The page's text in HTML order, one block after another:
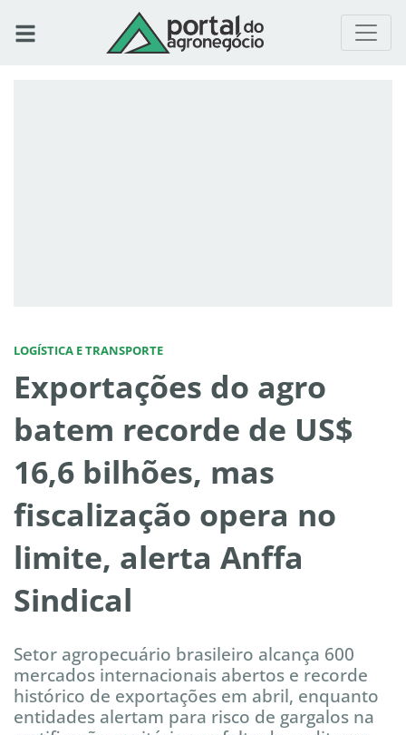
LOGÍSTICA E TRANSPORTE
Exportações do agro
batem recorde de US$
16,6 bilhões, mas
fiscalização opera no
limite, alerta Anffa
Sindical
Setor agropecuário brasileiro alcança 600
mercados internacionais abertos e recorde
histórico de exportações em abril, enquanto
entidades alertam para risco de gargalos na